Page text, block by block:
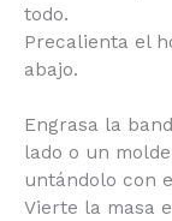
mézclalo todo.
Precalienta el
abajo.
Engrasa la
de lado o un
diámetro
de papel.